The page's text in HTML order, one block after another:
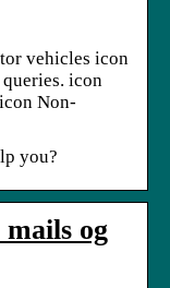
vehicles icon
icon
Non-
you?
og